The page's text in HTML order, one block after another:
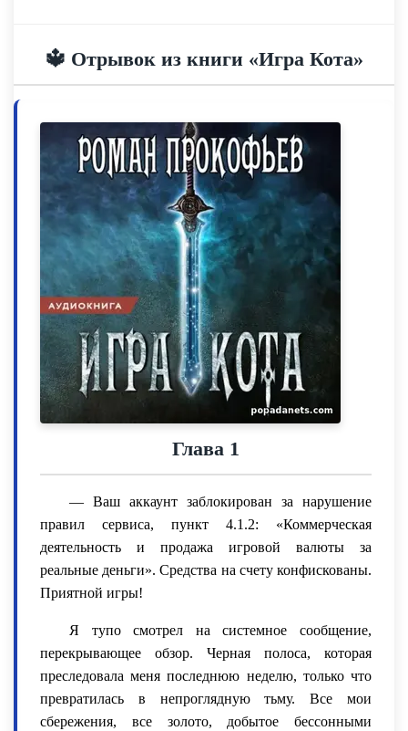
🔱 Отрывок из книги «Игра Кота»
Глава 1
— Ваш аккаунт заблокирован за нарушение
правил сервиса, пункт 4.1.2: «Коммерческая
деятельность и продажа игровой валюты за
реальные деньги». Средства на счету конфискованы.
Приятной игры!
Я тупо смотрел на системное сообщение,
перекрывающее обзор. Черная полоса, которая
преследовала меня последнюю неделю, только что
превратилась в непроглядную тьму. Все мои
сбережения, все золото, добытое бессонными